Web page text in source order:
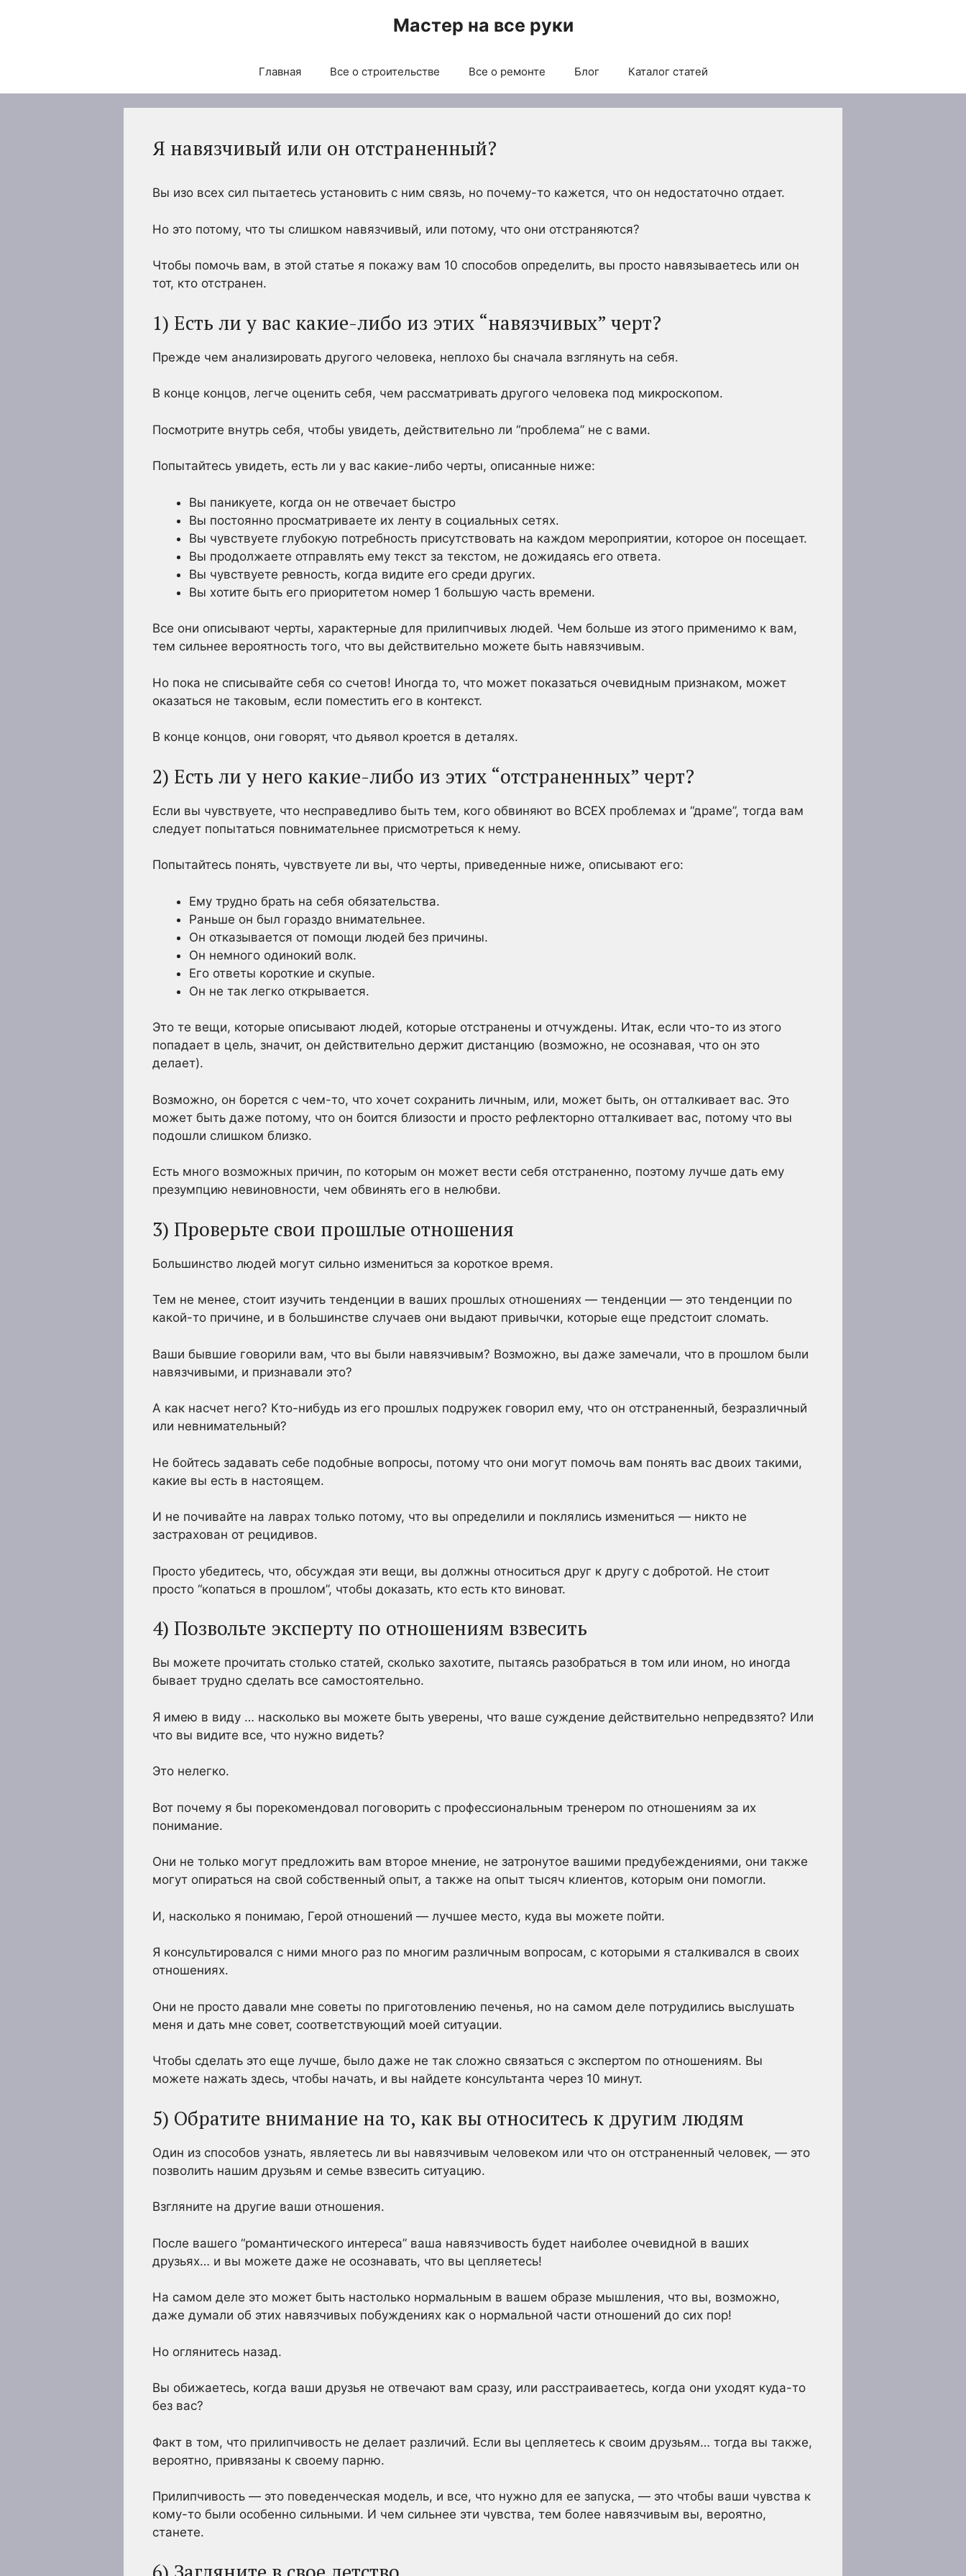
Мастер на все руки
Главная Все о строительстве Все о ремонте Блог Каталог статей
Я навязчивый или он отстраненный?
Вы изо всех сил пытаетесь установить с ним связь, но почему-то кажется, что он недостаточно отдает.
Но это потому, что ты слишком навязчивый, или потому, что они отстраняются?
Чтобы помочь вам, в этой статье я покажу вам 10 способов определить, вы просто навязываетесь или он
тот, кто отстранен.
1) Есть ли у вас какие-либо из этих “навязчивых” черт?
Прежде чем анализировать другого человека, неплохо бы сначала взглянуть на себя.
В конце концов, легче оценить себя, чем рассматривать другого человека под микроскопом.
Посмотрите внутрь себя, чтобы увидеть, действительно ли “проблема” не с вами.
Попытайтесь увидеть, есть ли у вас какие-либо черты, описанные ниже:
Вы паникуете, когда он не отвечает быстро
Вы постоянно просматриваете их ленту в социальных сетях.
Вы чувствуете глубокую потребность присутствовать на каждом мероприятии, которое он посещает.
Вы продолжаете отправлять ему текст за текстом, не дожидаясь его ответа.
Вы чувствуете ревность, когда видите его среди других.
Вы хотите быть его приоритетом номер 1 большую часть времени.
Все они описывают черты, характерные для прилипчивых людей. Чем больше из этого применимо к вам,
тем сильнее вероятность того, что вы действительно можете быть навязчивым.
Но пока не списывайте себя со счетов! Иногда то, что может показаться очевидным признаком, может
оказаться не таковым, если поместить его в контекст.
В конце концов, они говорят, что дьявол кроется в деталях.
2) Есть ли у него какие-либо из этих “отстраненных” черт?
Если вы чувствуете, что несправедливо быть тем, кого обвиняют во ВСЕХ проблемах и “драме”, тогда вам
следует попытаться повнимательнее присмотреться к нему.
Попытайтесь понять, чувствуете ли вы, что черты, приведенные ниже, описывают его:
Ему трудно брать на себя обязательства.
Раньше он был гораздо внимательнее.
Он отказывается от помощи людей без причины.
Он немного одинокий волк.
Его ответы короткие и скупые.
Он не так легко открывается.
Это те вещи, которые описывают людей, которые отстранены и отчуждены. Итак, если что-то из этого
попадает в цель, значит, он действительно держит дистанцию (возможно, не осознавая, что он это
делает).
Возможно, он борется с чем-то, что хочет сохранить личным, или, может быть, он отталкивает вас. Это
может быть даже потому, что он боится близости и просто рефлекторно отталкивает вас, потому что вы
подошли слишком близко.
Есть много возможных причин, по которым он может вести себя отстраненно, поэтому лучше дать ему
презумпцию невиновности, чем обвинять его в нелюбви.
3) Проверьте свои прошлые отношения
Большинство людей могут сильно измениться за короткое время.
Тем не менее, стоит изучить тенденции в ваших прошлых отношениях — тенденции — это тенденции по
какой-то причине, и в большинстве случаев они выдают привычки, которые еще предстоит сломать.
Ваши бывшие говорили вам, что вы были навязчивым? Возможно, вы даже замечали, что в прошлом были
навязчивыми, и признавали это?
А как насчет него? Кто-нибудь из его прошлых подружек говорил ему, что он отстраненный, безразличный
или невнимательный?
Не бойтесь задавать себе подобные вопросы, потому что они могут помочь вам понять вас двоих такими,
какие вы есть в настоящем.
И не почивайте на лаврах только потому, что вы определили и поклялись измениться — никто не
застрахован от рецидивов.
Просто убедитесь, что, обсуждая эти вещи, вы должны относиться друг к другу с добротой. Не стоит
просто “копаться в прошлом”, чтобы доказать, кто есть кто виноват.
4) Позвольте эксперту по отношениям взвесить
Вы можете прочитать столько статей, сколько захотите, пытаясь разобраться в том или ином, но иногда
бывает трудно сделать все самостоятельно.
Я имею в виду … насколько вы можете быть уверены, что ваше суждение действительно непредвзято? Или
что вы видите все, что нужно видеть?
Это нелегко.
Вот почему я бы порекомендовал поговорить с профессиональным тренером по отношениям за их
понимание.
Они не только могут предложить вам второе мнение, не затронутое вашими предубеждениями, они также
могут опираться на свой собственный опыт, а также на опыт тысяч клиентов, которым они помогли.
И, насколько я понимаю, Герой отношений — лучшее место, куда вы можете пойти.
Я консультировался с ними много раз по многим различным вопросам, с которыми я сталкивался в своих
отношениях.
Они не просто давали мне советы по приготовлению печенья, но на самом деле потрудились выслушать
меня и дать мне совет, соответствующий моей ситуации.
Чтобы сделать это еще лучше, было даже не так сложно связаться с экспертом по отношениям. Вы
можете нажать здесь, чтобы начать, и вы найдете консультанта через 10 минут.
5) Обратите внимание на то, как вы относитесь к другим людям
Один из способов узнать, являетесь ли вы навязчивым человеком или что он отстраненный человек, — это
позволить нашим друзьям и семье взвесить ситуацию.
Взгляните на другие ваши отношения.
После вашего “романтического интереса” ваша навязчивость будет наиболее очевидной в ваших
друзьях… и вы можете даже не осознавать, что вы цепляетесь!
На самом деле это может быть настолько нормальным в вашем образе мышления, что вы, возможно,
даже думали об этих навязчивых побуждениях как о нормальной части отношений до сих пор!
Но оглянитесь назад.
Вы обижаетесь, когда ваши друзья не отвечают вам сразу, или расстраиваетесь, когда они уходят куда-то
без вас?
Факт в том, что прилипчивость не делает различий. Если вы цепляетесь к своим друзьям… тогда вы также,
вероятно, привязаны к своему парню.
Прилипчивость — это поведенческая модель, и все, что нужно для ее запуска, — это чтобы ваши чувства к
кому-то были особенно сильными. И чем сильнее эти чувства, тем более навязчивым вы, вероятно,
станете.